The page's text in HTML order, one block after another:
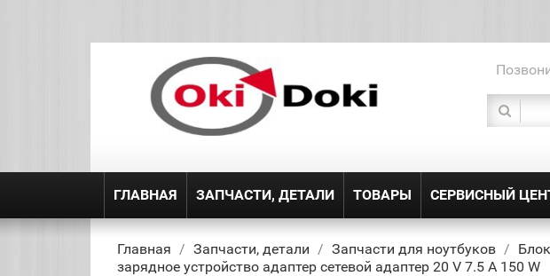
ГЛАВНАЯ ЗАПЧАСТИ, ДЕТАЛИ ТОВАРЫ СЕРВИСНЫЙ
Главная Запчасти, детали Запчасти для ноутбуков
зарядное устройство адаптер сетевой адаптер 20 V 7.5 A 150 W